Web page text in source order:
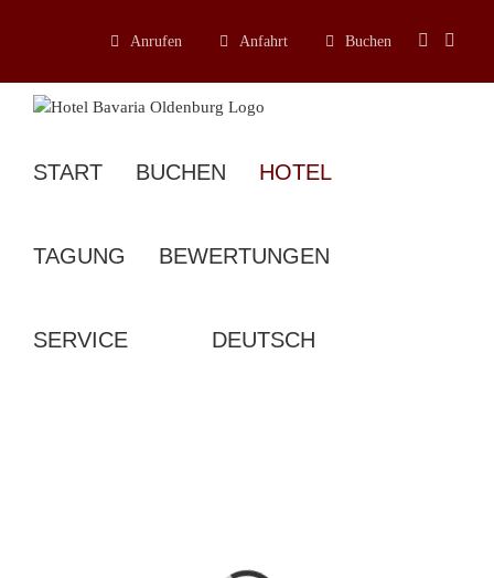
Anrufen Anfahrt Buchen
START BUCHEN HOTEL
TAGUNG BEWERTUNGEN
SERVICE